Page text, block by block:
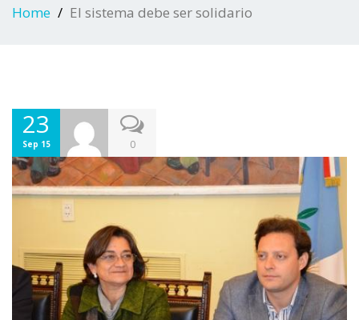
Home El sistema debe ser solidario
23
Sep 15 0